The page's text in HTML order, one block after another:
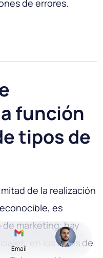
de errores.
función
tipos de
de la realización
es
marketing: hay
en los sitios de
Email